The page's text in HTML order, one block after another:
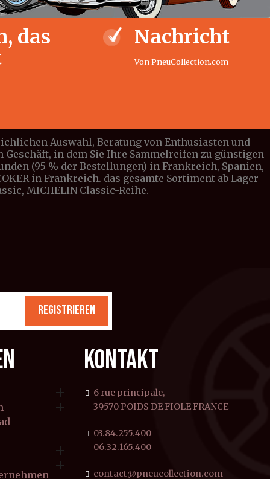
das
Nachricht
Von PneuCollection.com
Auswahl, Beratung von Enthusiasten und
in dem Sie Ihre Sammelreifen zu günstigen
(95 % der Bestellungen) in Frankreich, Spanien,
in Frankreich. das gesamte Sortiment ab Lager
MICHELIN Classic-Reihe.
REGISTRIEREN




KONTAKT
6 rue principale,
39570 POIDS DE FIOLE FRANCE
03.84.255.400
06.32.165.400
contact@pneucollection.com